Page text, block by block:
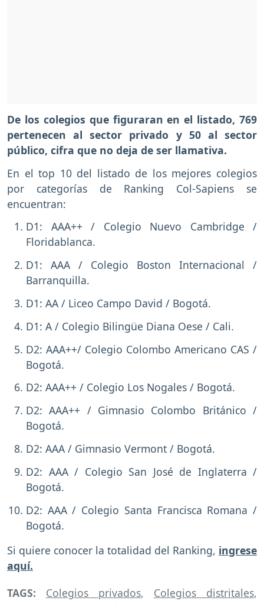
De los colegios que figuraran en el listado, 769
pertenecen al sector privado y 50 al sector
público, cifra que no deja de ser llamativa.
En el top 10 del listado de los mejores colegios
por categorías de Ranking Col-Sapiens se
encuentran:
D1: AAA++ / Colegio Nuevo Cambridge /
Floridablanca.
D1: AAA / Colegio Boston Internacional /
Barranquilla.
D1: AA / Liceo Campo David / Bogotá.
D1: A / Colegio Bilingüe Diana Oese / Cali.
D2: AAA++/ Colegio Colombo Americano CAS /
Bogotá.
D2: AAA++ / Colegio Los Nogales / Bogotá.
D2: AAA++ / Gimnasio Colombo Británico /
Bogotá.
D2: AAA / Gimnasio Vermont / Bogotá.
D2: AAA / Colegio San José de Inglaterra /
Bogotá.
D2: AAA / Colegio Santa Francisca Romana /
Bogotá.
Si quiere conocer la totalidad del Ranking, ingrese
aquí.
TAGS: Colegios privados, Colegios distritales,